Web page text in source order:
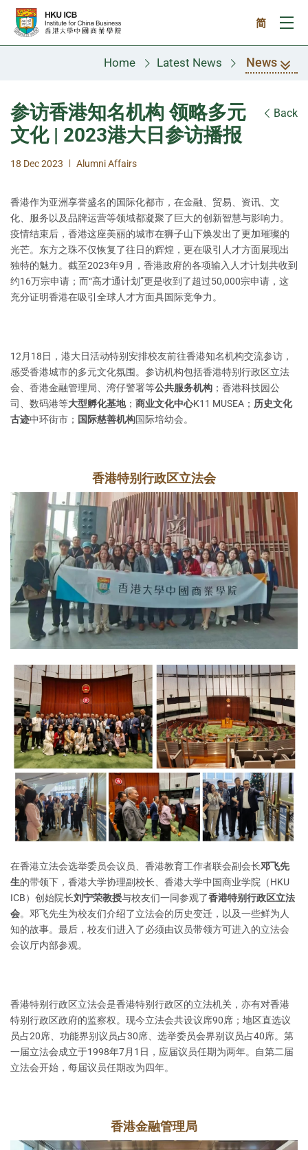
Skip to main content
简
Home Latest News News
参访香港知名机构 领略多元
文化 | 2023港大日参访播报
Back
18 Dec 2023 | Alumni Affairs
香港作为亚洲享誉盛名的国际化都市，在金融、贸易、资讯、文
化、服务以及品牌运营等领域都凝聚了巨大的创新智慧与影响力。
疫情结束后，香港这座美丽的城市在狮子山下焕发出了更加璀璨的
光芒。东方之珠不仅恢复了往日的辉煌，更在吸引人才方面展现出
独特的魅力。截至2023年9月，香港政府的各项输入人才计划共收到
约16万宗申请；而“高才通计划”更是收到了超过50,000宗申请，这
充分证明香港在吸引全球人才方面具国际竞争力。
12月18日，港大日活动特别安排校友前往香港知名机构交流参访，
感受香港城市的多元文化氛围。参访机构包括香港特别行政区立法
会、香港金融管理局、湾仔警署等公共服务机构 ；香港科技园公
司、数码港等大型孵化基地； 商业文化中心K11 MUSEA； 历史文化
古迹中环街市； 国际慈善机构国际培幼会。
香港特别行政区立法会
在香港立法会选举委员会议员、香港教育工作者联会副会长邓飞先
生的带领下，香港大学协理副校长、香港大学中国商业学院（HKU
ICB）创始院长刘宁荣教授与校友们一同参观了香港特别行政区立法
会。邓飞先生为校友们介绍了立法会的历史变迁，以及一些鲜为人
知的故事。最后，校友们进入了必须由议员带领方可进入的立法会
会议厅内部参观。
香港特别行政区立法会是香港特别行政区的立法机关，亦有对香港
特别行政区政府的监察权。现今立法会共设议席90席；地区直选议
员占20席、功能界别议员占30席、选举委员会界别议员占40席。第
一届立法会成立于1998年7月1日，应届议员任期为两年。自第二届
立法会开始，每届议员任期改为四年。
香港金融管理局